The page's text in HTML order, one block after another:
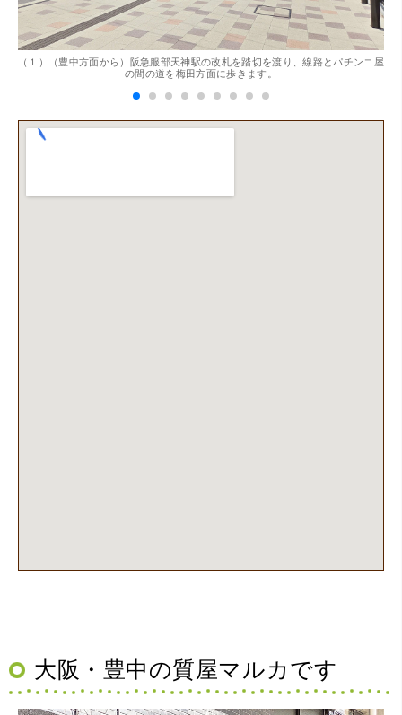
（兵庫県神戸市）別のお店でメール査定した際の1.5倍の金
額を提示いただけたので即決しました。楽器も安心してお
任せできそうです!
（１）（豊中方面から）阪急服部天神駅の改札を踏切を渡り、線路とパチンコ屋
の間の道を梅田方面に歩きます。
大阪・豊中の質屋マルカです